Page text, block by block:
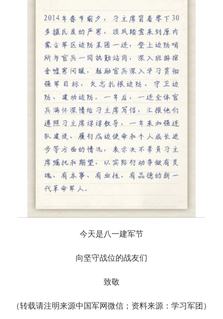
今天是八一建军节
向坚守战位的战友们
致敬
（转载请注明来源中国军网微信；资料来源：学习军团）